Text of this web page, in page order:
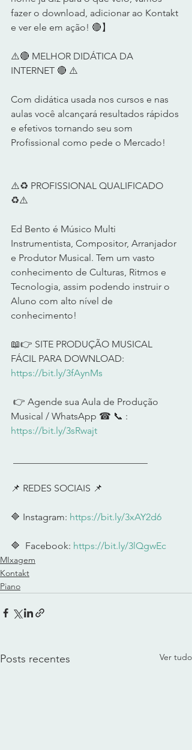
fazer o download, adicionar ao Kontakt
e ver ele em ação! 🔴】
⚠️🔴 MELHOR DIDÁTICA DA
INTERNET 🔴 ⚠️
Com didática usada nos cursos e nas
aulas você alcançará resultados rápidos
e efetivos tornando seu som
Profissional como pede o Mercado!
⚠️♻️ PROFISSIONAL QUALIFICADO
♻️⚠️
Ed Bento é Músico Multi
Instrumentista, Compositor, Arranjador
e Produtor Musical. Tem um vasto
conhecimento de Culturas, Ritmos e
Tecnologia, assim podendo instruir o
Aluno com alto nível de
conhecimento!
📖👉 SITE PRODUÇÃO MUSICAL
FÁCIL PARA DOWNLOAD:
https://bit.ly/3fAynMs
Musical / WhatsApp ☎ 📞 :
https://bit.ly/3sRwajt
📌 REDES SOCIAIS 📌
🔷 Instagram: https://bit.ly/3xAY2d6
🔷  Facebook: https://bit.ly/3lQgwEc
MIxagem
Kontakt
Piano
Posts recentes Ver tudo